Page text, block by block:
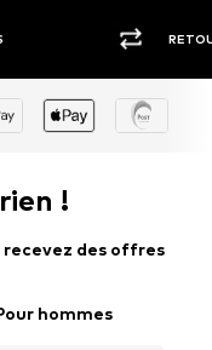
!
des offres
hommes